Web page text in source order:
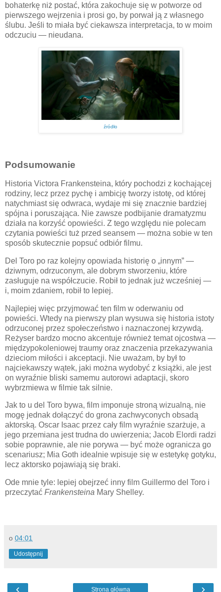
bohaterkę niż postać, która zakochuje się w potworze od
pierwszego wejrzenia i prosi go, by porwał ją z własnego
ślubu. Jeśli to miała być ciekawsza interpretacja, to w moim
odczuciu — nieudana.
źródło
Podsumowanie
Historia Victora Frankensteina, który pochodzi z kochającej
rodziny, lecz przez pychę i ambicję tworzy istotę, od której
natychmiast się odwraca, wydaje mi się znacznie bardziej
spójna i poruszająca. Nie zawsze podbijanie dramatyzmu
działa na korzyść opowieści. Z tego względu nie polecam
czytania powieści tuż przed seansem — można sobie w ten
sposób skutecznie popsuć odbiór filmu.
Del Toro po raz kolejny opowiada historię o „innym” —
dziwnym, odrzuconym, ale dobrym stworzeniu, które
zasługuje na współczucie. Robił to jednak już wcześniej —
i, moim zdaniem, robił to lepiej.
Najlepiej więc przyjmować ten film w oderwaniu od
powieści. Wtedy na pierwszy plan wysuwa się historia istoty
odrzuconej przez społeczeństwo i naznaczonej krzywdą.
Reżyser bardzo mocno akcentuje również temat ojcostwa —
międzypokoleniowej traumy oraz znaczenia przekazywania
dzieciom miłości i akceptacji. Nie uważam, by był to
najciekawszy wątek, jaki można wydobyć z książki, ale jest
on wyraźnie bliski samemu autorowi adaptacji, skoro
wybrzmiewa w filmie tak silnie.
Jak to u del Toro bywa, film imponuje stroną wizualną, nie
mogę jednak dołączyć do grona zachwyconych obsadą
aktorską. Oscar Isaac przez cały film wyraźnie szarżuje, a
jego przemiana jest trudna do uwierzenia; Jacob Elordi radzi
sobie poprawnie, ale nie porywa — być może ogranicza go
scenariusz; Mia Goth idealnie wpisuje się w estetykę gotyku,
lecz aktorsko pojawiają się braki.
Ode mnie tyle: lepiej obejrzeć inny film Guillermo del Toro i
przeczytać Frankensteina Mary Shelley.
o 04:01
Udostępnij
‹ ›
Strona główna